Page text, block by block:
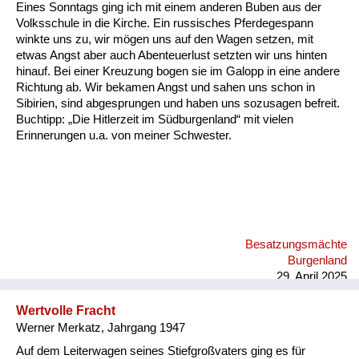
Eines Sonntags ging ich mit einem anderen Buben aus der
Volksschule in die Kirche. Ein russisches Pferdegespann
winkte uns zu, wir mögen uns auf den Wagen setzen, mit
etwas Angst aber auch Abenteuerlust setzten wir uns hinten
hinauf. Bei einer Kreuzung bogen sie im Galopp in eine andere
Richtung ab. Wir bekamen Angst und sahen uns schon in
Sibirien, sind abgesprungen und haben uns sozusagen befreit.
Buchtipp: „Die Hitlerzeit im Südburgenland“ mit vielen
Erinnerungen u.a. von meiner Schwester.
Besatzungsmächte
Burgenland
29. April 2025
Wertvolle Fracht
Werner Merkatz, Jahrgang 1947
Auf dem Leiterwagen seines Stiefgroßvaters ging es für